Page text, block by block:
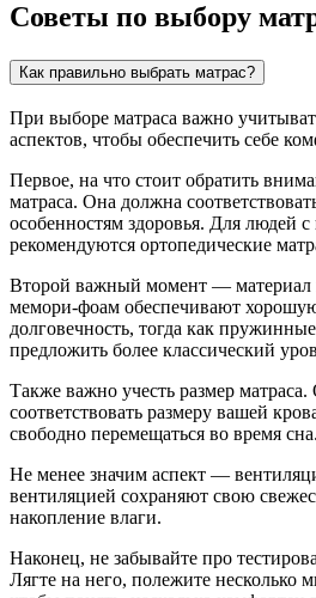
Советы по выбору
Как правильно выбрать матрас?
При выборе матраса важно
аспектов, чтобы обеспечить себе
Первое, на что стоит обратить
матраса. Она должна
особенностям здоровья. Для людей
рекомендуются ортопедические
Второй важный момент — материал
мемори-фоам обеспечивают
долговечность, тогда как
предложить более классический
Также важно учесть размер
соответствовать размеру вашей
свободно перемещаться во время сна.
Не менее значим аспект —
вентиляцией сохраняют свою
накопление влаги.
Наконец, не забывайте про
Лягте на него, полежите несколько